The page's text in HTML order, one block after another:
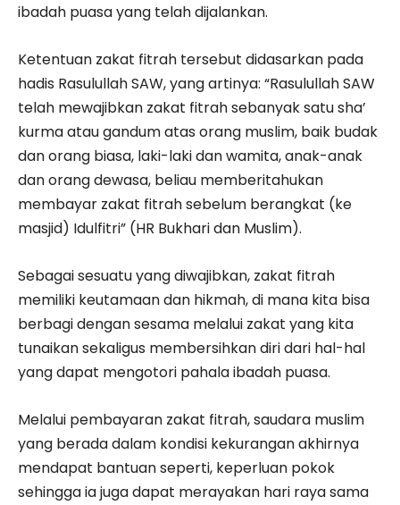
ibadah puasa yang telah dijalankan.
Ketentuan zakat fitrah tersebut didasarkan pada
hadis Rasulullah SAW, yang artinya: “Rasulullah SAW
telah mewajibkan zakat fitrah sebanyak satu sha’
kurma atau gandum atas orang muslim, baik budak
dan orang biasa, laki-laki dan wamita, anak-anak
dan orang dewasa, beliau memberitahukan
membayar zakat fitrah sebelum berangkat (ke
masjid) Idulfitri” (HR Bukhari dan Muslim).
Sebagai sesuatu yang diwajibkan, zakat fitrah
memiliki keutamaan dan hikmah, di mana kita bisa
berbagi dengan sesama melalui zakat yang kita
tunaikan sekaligus membersihkan diri dari hal-hal
yang dapat mengotori pahala ibadah puasa.
Melalui pembayaran zakat fitrah, saudara muslim
yang berada dalam kondisi kekurangan akhirnya
mendapat bantuan seperti, keperluan pokok
sehingga ia juga dapat merayakan hari raya sama